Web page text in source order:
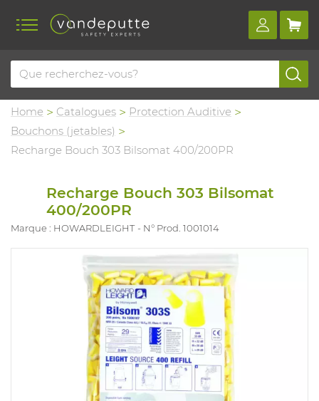
Home Catalogues
Protection Auditive
Bouchons (jetables)
Recharge Bouch 303 Bilsomat 400/200PR
Recharge Bouch 303 Bilsomat
400/200PR
Marque : HOWARDLEIGHT N° Prod. 1001014